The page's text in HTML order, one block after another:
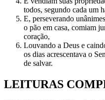
todos, segundo cada um
E, perseverando
o pão em casa, comiam
coração,
Louvando a Deus e
os dias acrescentava o
de salvar.
LEITURAS